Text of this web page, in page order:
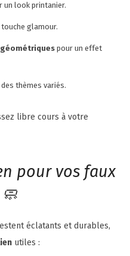
un look printanier.
glamour.
pour un effet
thèmes variés.
libre cours à votre
pour vos faux
éclatants et durables,
utiles :